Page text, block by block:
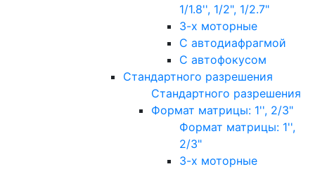
1/1.8'', 1/2", 1/2.7"
3-х моторные
С автодиафрагмой
С автофокусом
Стандартного разрешения
Стандартного разрешения
Формат матрицы: 1'', 2/3"
Формат матрицы: 1'',
2/3"
3-х моторные